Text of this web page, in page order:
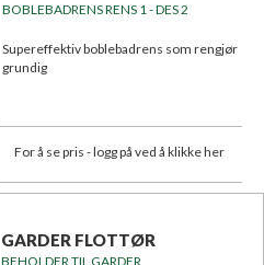
BOBLEBADRENS RENS 1 - DES 2
Supereffektiv boblebadrens som rengjør
grundig
For å se pris - logg på ved å klikke her
GARDER FLOTTØR
BEHOLDER TIL GARDER